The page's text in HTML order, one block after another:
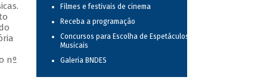
nº
Filmes e festivais de cinema
Receba a programação
Concursos para Escolha de Espetáculos
Musicais
Galeria BNDES